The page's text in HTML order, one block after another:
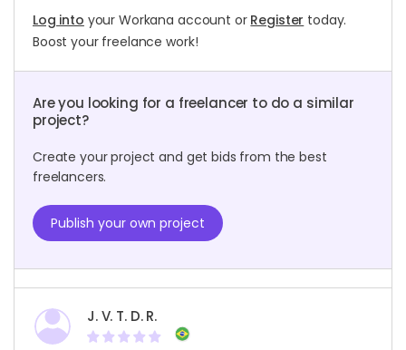
Log into your Workana account or Register today.
Boost your freelance work!
Are you looking for a freelancer to do a similar
project?
Create your project and get bids from the best
freelancers.
Publish your own project
J. V. T. D. R.